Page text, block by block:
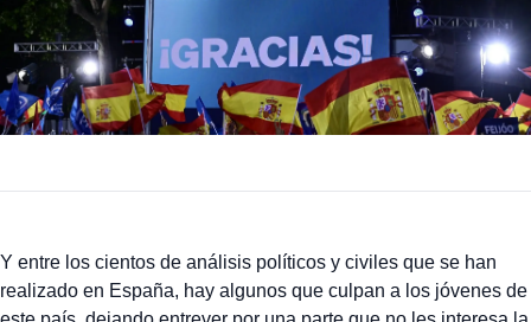
Y entre los cientos de análisis políticos y civiles que se han
realizado en España, hay algunos que culpan a los jóvenes de